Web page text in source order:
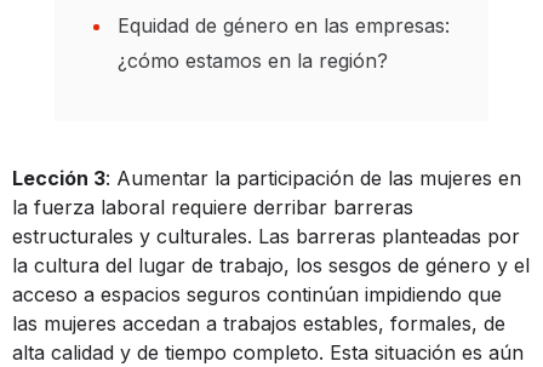
Equidad de género en las empresas:
¿cómo estamos en la región?
Lección 3: Aumentar la participación de las mujeres en
la fuerza laboral requiere derribar barreras
estructurales y culturales. Las barreras planteadas por
la cultura del lugar de trabajo, los sesgos de género y el
acceso a espacios seguros continúan impidiendo que
las mujeres accedan a trabajos estables, formales, de
alta calidad y de tiempo completo. Esta situación es aún